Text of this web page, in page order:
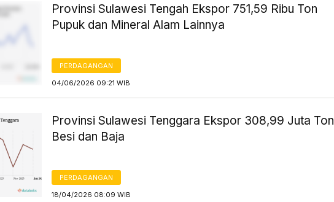
Provinsi Sulawesi Tengah Ekspor 751,59 Ribu Ton
Pupuk dan Mineral Alam Lainnya
PERDAGANGAN
04/06/2026 09:21 WIB
Provinsi Sulawesi Tenggara Ekspor 308,99 Juta Ton
Besi dan Baja
PERDAGANGAN
18/04/2026 08:09 WIB